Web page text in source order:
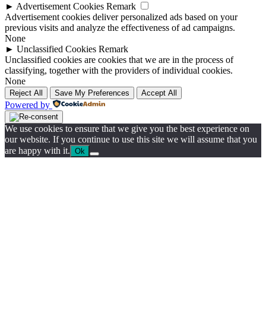
► Advertisement Cookies Remark
Advertisement cookies deliver personalized ads based on your
previous visits and analyze the effectiveness of ad campaigns.
None
► Unclassified Cookies Remark
Unclassified cookies are cookies that we are in the process of
classifying, together with the providers of individual cookies.
None
Reject All Save My Preferences Accept All
Powered by
We use cookies to ensure that we give you the best experience on
our website. If you continue to use this site we will assume that you
are happy with it. Ok